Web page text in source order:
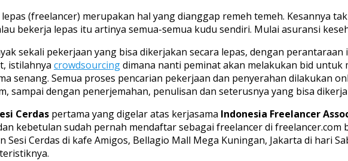
(freelancer) merupakan hal yang dianggap remeh temeh. Kesannya
bekerja lepas itu artinya semua-semua kudu sendiri. Mulai asuransi
sekali pekerjaan yang bisa dikerjakan secara lepas, dengan
istilahnya crowdsourcingdimana nanti peminat akan melakukan bid
senang. Semua proses pencarian pekerjaan dan penyerahan dilakukan
sampai dengan penerjemahan, penulisan dan seterusnya yang bisa
Cerdas pertama yang digelar atas kerjasama Indonesia Freelancer
kebetulan sudah pernah mendaftar sebagai freelancer di
Cerdas di kafe Amigos, Bellagio Mall Mega Kuningan, Jakarta di hari